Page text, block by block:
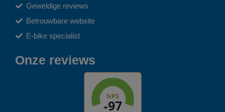
Geweldige reviews
Betrouwbare website
E-bike specialist
Onze reviews